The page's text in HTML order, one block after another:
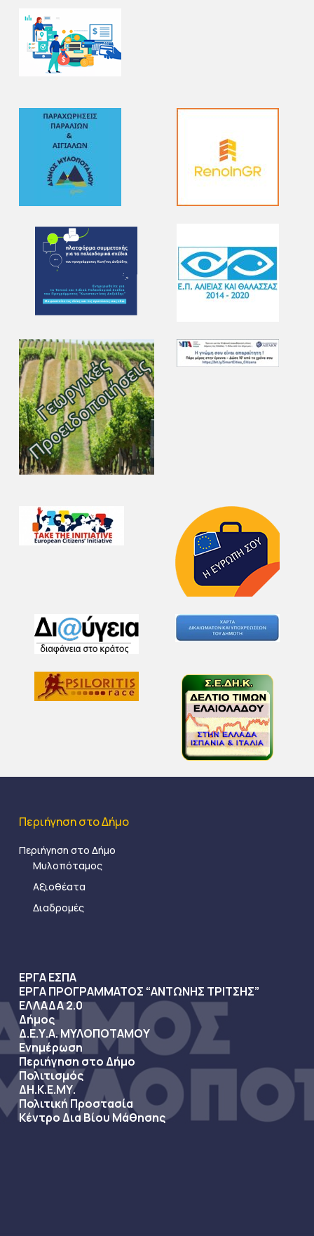
Περιήγηση στο Δήμο
Περιήγηση στο Δήμο
Μυλοπόταμος
Αξιοθέατα
Διαδρομές
ΕΡΓΑ ΕΣΠΑ
ΕΡΓΑ ΠΡΟΓΡΑΜΜΑΤΟΣ “ΑΝΤΩΝΗΣ ΤΡΙΤΣΗΣ”
ΕΛΛΑΔΑ 2.0
Δήμος
Δ.Ε.Υ.Α. ΜΥΛΟΠΟΤΑΜΟΥ
Ενημέρωση
Περιήγηση στο Δήμο
Πολιτισμός
ΔΗ.Κ.Ε.ΜΥ.
Πολιτική Προστασία
Κέντρο Δια Βίου Μάθησης